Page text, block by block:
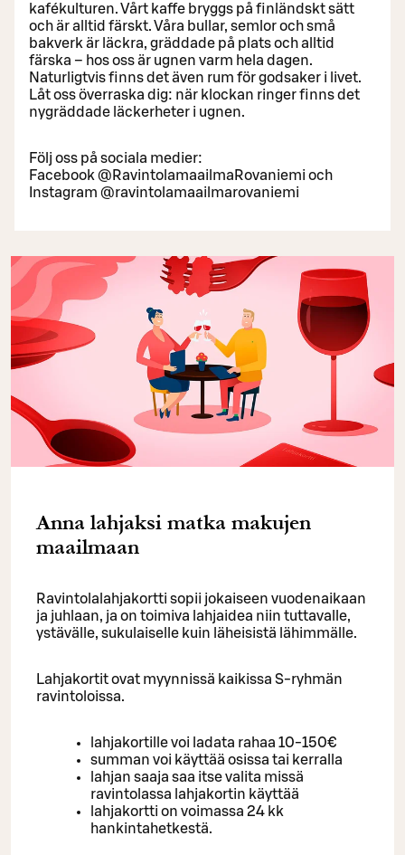
kafékulturen. Vårt kaffe bryggs på finländskt sätt
och är alltid färskt. Våra bullar, semlor och små
bakverk är läckra, gräddade på plats och alltid
färska – hos oss är ugnen varm hela dagen.
Naturligtvis finns det även rum för godsaker i livet.
Låt oss överraska dig: när klockan ringer finns det
nygräddade läckerheter i ugnen.
Följ oss på sociala medier:
Facebook @RavintolamaailmaRovaniemi och
Instagram @ravintolamaailmarovaniemi
Anna lahjaksi matka makujen
maailmaan
Ravintolalahjakortti sopii jokaiseen vuodenaikaan
ja juhlaan, ja on toimiva lahjaidea niin tuttavalle,
ystävälle, sukulaiselle kuin läheisistä lähimmälle.
Lahjakortit ovat myynnissä kaikissa S-ryhmän
ravintoloissa.
lahjakortille voi ladata rahaa 10-150€
summan voi käyttää osissa tai kerralla
lahjan saaja saa itse valita missä
ravintolassa lahjakortin käyttää
lahjakortti on voimassa 24 kk
hankintahetkestä.